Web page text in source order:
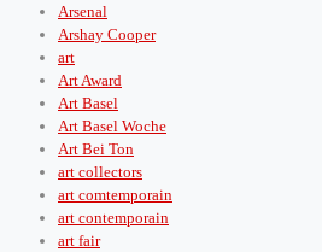
Arsenal
Arshay Cooper
art
Art Award
Art Basel
Art Basel Woche
Art Bei Ton
art collectors
art comtemporain
art contemporain
art fair